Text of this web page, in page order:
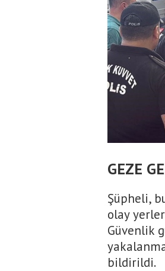
GEZE
Şüpheli,
olay
Güvenlik
bildirildi.